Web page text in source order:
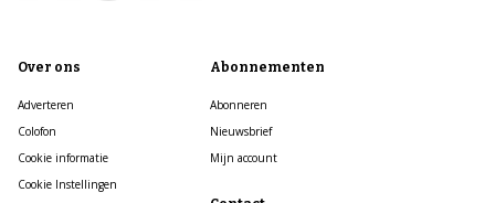
Over ons
Adverteren
Colofon
Cookie informatie
Cookie Instellingen
Abonnementen
Abonneren
Nieuwsbrief
Mijn account